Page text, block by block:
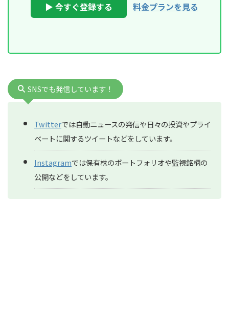
▶ 今すぐ登録する 料金プランを見る
SNSでも発信しています！
Twitterでは自動ニュースの発信や日々の投資やプライ
ベートに関するツイートなどをしています。
Instagramでは保有株のポートフォリオや監視銘柄の
公開などをしています。